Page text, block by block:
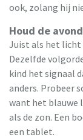
ook, zolang hij
Houd de
Juist als het licht
Dezelfde
kind het signaal
anders. Probeer
want het blauwe
als de zon. Een
een tablet.